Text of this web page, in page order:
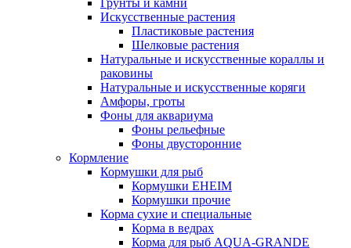
Грунты и камни
Искусственные растения
Пластиковые растения
Шелковые растения
Натуральные и искусственные кораллы и
раковины
Натуральные и искусственные коряги
Амфоры, гроты
Фоны для аквариума
Фоны рельефные
Фоны двусторонние
Кормление
Кормушки для рыб
Кормушки EHEIM
Кормушки прочие
Корма сухие и специальные
Корма в ведрах
Корма для рыб AQUA-GRANDE